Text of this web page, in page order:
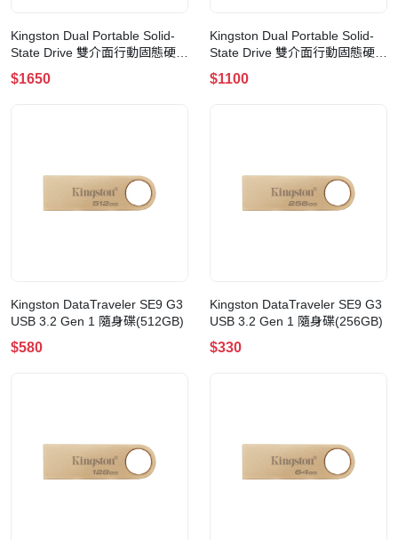
Kingston Dual Portable Solid-
State Drive 雙介面行動固態硬碟
(1TB)
$1650
Kingston Dual Portable Solid-
State Drive 雙介面行動固態硬碟
(512GB)
$1100
Kingston DataTraveler SE9 G3
USB 3.2 Gen 1 隨身碟(512GB)
$580
Kingston DataTraveler SE9 G3
USB 3.2 Gen 1 隨身碟(256GB)
$330